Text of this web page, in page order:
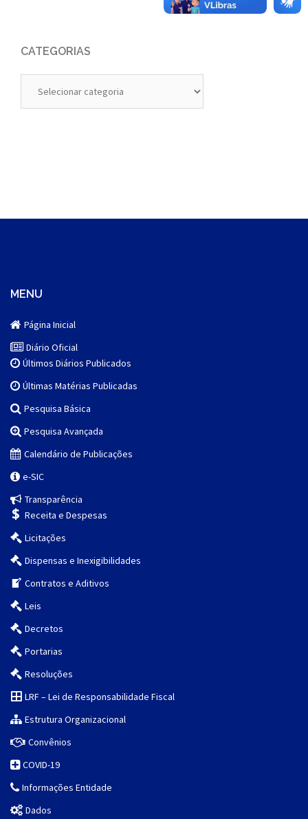
CATEGORIAS
MENU
Página Inicial
Diário Oficial
Últimos Diários Publicados
Últimas Matérias Publicadas
Pesquisa Básica
Pesquisa Avançada
Calendário de Publicações
e-SIC
Transparência
Receita e Despesas
Licitações
Dispensas e Inexigibilidades
Contratos e Aditivos
Leis
Decretos
Portarias
Resoluções
LRF – Lei de Responsabilidade Fiscal
Estrutura Organizacional
Convênios
COVID-19
Informações Entidade
Dados